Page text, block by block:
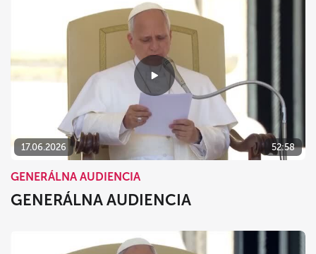
17.06.2026 52:58
GENERÁLNA AUDIENCIA
GENERÁLNA AUDIENCIA